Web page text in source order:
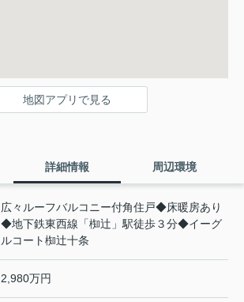
地図アプリで見る
詳細情報 周辺環境
広々ルーフバルコニー付角住戸◆床暖房あり
◆地下鉄東西線「椥辻」駅徒歩３分◆イーグ
ルコート椥辻十条
2,980万円